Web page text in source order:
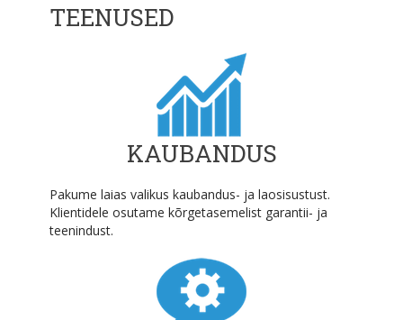
TEENUSED
KAUBANDUS
Pakume laias valikus kaubandus- ja laosisustust.
Klientidele osutame kõrgetasemelist garantii- ja
teenindust.